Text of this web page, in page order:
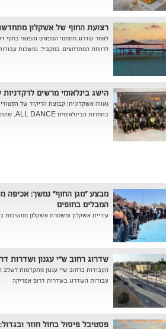
רצועת החוף של אשקלון
לאחר שדרוג מתחמי הספורט והפנאי בחוף
לרווחת המתרחצים. במקביל, נמשכות
הישג בינלאומי מרשים
גאווה אשקלונית! קבוצת הריקוד של
בתחרות הבינלאומית ALL DANCE, שהתקיימה בסלוניקי, יוון.
מבצע "מגן החוף" נמשך: אכיפה
המבלים בחופים
עיריית אשקלון ומשטרת אשקלון ממשיכות
שדרוג רחוב ש"י עגנון ושדרות
העבודות ברחוב ש"י עגנון מתקדמות לשלב
עבודות השדרוג בשדרות דרום אפריקה
פסטיבל פיסול בחול חוזר ובגדול: